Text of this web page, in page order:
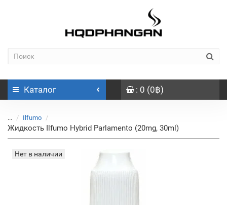
Каталог : 0 (0฿)
... Ilfumo
Жидкость Ilfumo Hybrid Parlamento (20mg, 30ml)
Нет в наличии